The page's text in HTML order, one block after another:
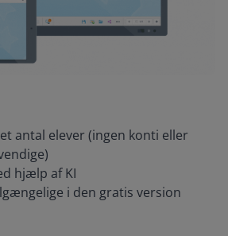
antal elever (ingen konti eller
hjælp af KI
i den gratis version